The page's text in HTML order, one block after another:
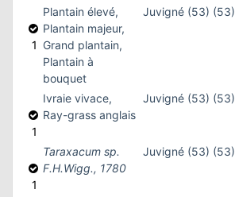
1
Plantain élevé,
Plantain majeur,
Grand plantain,
Plantain à
bouquet
Juvigné (53) (53)
1
Ivraie vivace,
Ray-grass anglais
Juvigné (53) (53)
1
Taraxacum sp.
F.H.Wigg., 1780
Juvigné (53) (53)